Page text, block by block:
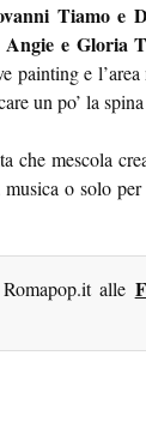
Tiamo e
e Gloria
painting e
un po’ la
che mescola
o solo per
alle